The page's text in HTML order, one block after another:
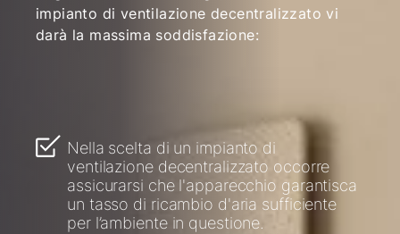
impianto di ventilazione decentralizzato vi
darà la massima soddisfazione:
Nella scelta di un impianto di
ventilazione decentralizzato occorre
assicurarsi che l'apparecchio garantisca
un tasso di ricambio d'aria sufficiente
per l’ambiente in questione.